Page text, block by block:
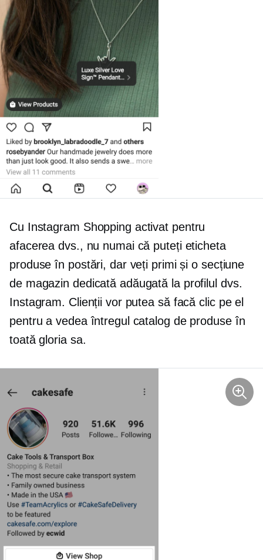
Cu Instagram Shopping activat pentru
afacerea dvs., nu numai că puteți eticheta
produse în postări, dar veți primi și o secțiune
de magazin dedicată adăugată la profilul dvs.
Instagram. Clienții vor putea să facă clic pe el
pentru a vedea întregul catalog de produse în
toată gloria sa.